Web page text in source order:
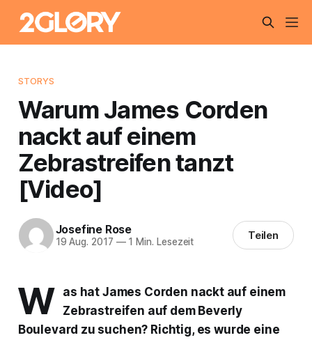
STORYS
Warum James Corden
nackt auf einem
Zebrastreifen tanzt
[Video]
Josefine Rose
19 Aug. 2017 —1 Min. Lesezeit Teilen
W as hat James Corden nackt auf einem
Zebrastreifen auf dem Beverly
Boulevard zu suchen? Richtig, es wurde eine